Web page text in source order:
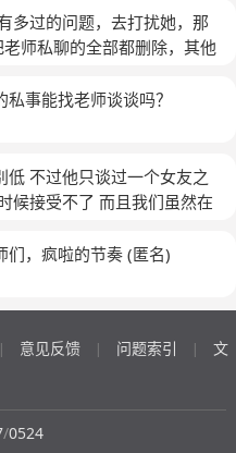
多过的问题，去打扰她，那
师私聊的全部都删除，其他
事能找老师谈谈吗？
不过他只谈过一个女友之
候接受不了 而且我们虽然在
就是什么事情都想着我 可是
们，疯啦的节奏 (匿名)
| 意见反馈 | 问题索引 |
文
/0524